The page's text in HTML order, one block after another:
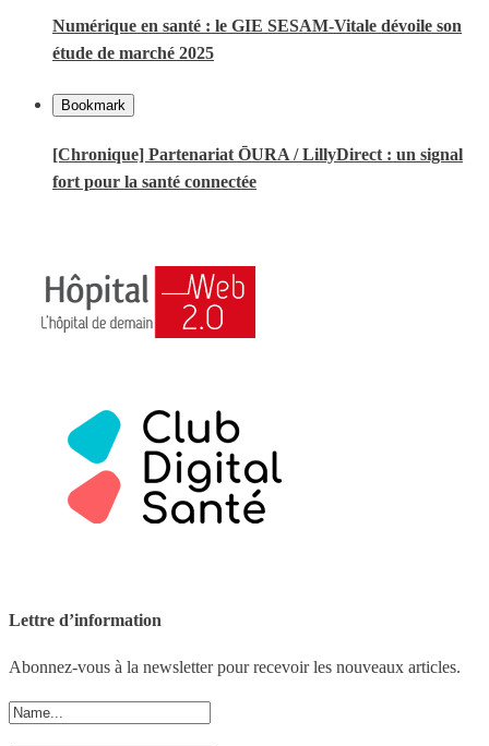
Numérique en santé : le GIE SESAM-Vitale dévoile son
étude de marché 2025
Bookmark
[Chronique] Partenariat ŌURA / LillyDirect : un signal
fort pour la santé connectée
Lettre d’information
Abonnez-vous à la newsletter pour recevoir les nouveaux articles.